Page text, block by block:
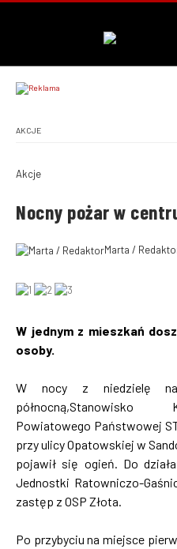
AKCJE
Akcje
Nocny pożar w
Marta /
W jednym z mieszkań
osoby.
W nocy z niedzielę na
północną,Stanowisko
Powiatowego Państwowej
przy ulicy Opatowskiej w
pojawił się ogień. Do
Jednostki Ratowniczo-
zastęp z OSP Złota.
Po przybyciu na miejsce